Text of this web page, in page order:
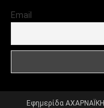
Email
Εφημερίδα ΑΧΑΡΝΑΪΚΗ